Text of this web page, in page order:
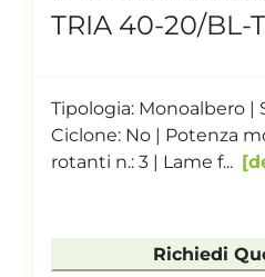
TRIA 40-20/BL-
Tipologia: Monoalbero |
Ciclone: No | Potenza
rotanti n.: 3 | Lame f...
Richiedi